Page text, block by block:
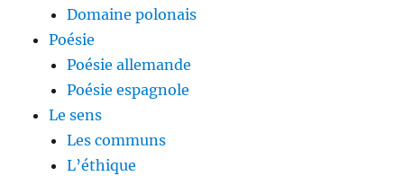
Domaine polonais
Poésie
Poésie allemande
Poésie espagnole
Le sens
Les communs
L’éthique